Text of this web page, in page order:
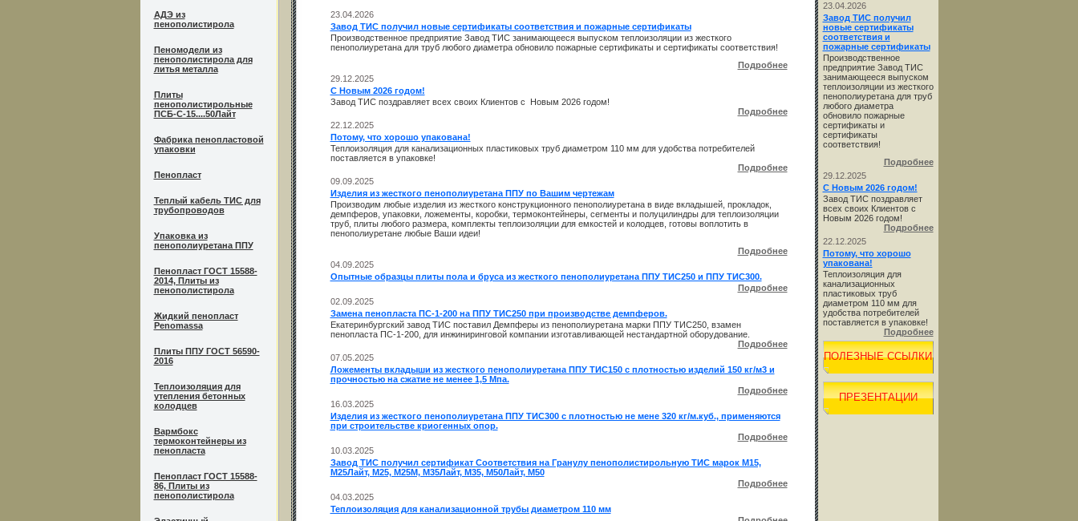
АДЭ из
пенополистирола
Пеномодели из
пенополистирола для
литья металла
Плиты
пенополистирольные
ПСБ-С-15....50Лайт
Фабрика пенопластовой
упаковки
Пенопласт
Теплый кабель ТИС для
трубопроводов
Упаковка из
пенополиуретана ППУ
Пенопласт ГОСТ 15588-
2014, Плиты из
пенополистирола
Жидкий пенопласт
Penomassa
Плиты ППУ ГОСТ 56590-
2016
Теплоизоляция для
утепления бетонных
колодцев
Вармбокс
термоконтейнеры из
пенопласта
Пенопласт ГОСТ 15588-
86, Плиты из
пенополистирола
23.04.2026
Завод ТИС получил новые сертификаты соответствия и пожарные сертификаты
Производственное предприятие Завод ТИС занимающееся выпуском теплоизоляции из жесткого
пенополиуретана для труб любого диаметра обновило пожарные сертификаты и сертификаты соответствия!
Подробнее
29.12.2025
С Новым 2026 годом!
Завод ТИС поздравляет всех своих Клиентов с Новым 2026 годом!
Подробнее
22.12.2025
Потому, что хорошо упакована!
Теплоизоляция для канализационных пластиковых труб диаметром 110 мм для удобства потребителей
поставляется в упаковке!
Подробнее
09.09.2025
Изделия из жесткого пенополиуретана ППУ по Вашим чертежам
Производим любые изделия из жесткого конструкционного пенополиуретана в виде вкладышей, прокладок,
демпферов, упаковки, ложементы, коробки, термоконтейнеры, сегменты и полуцилиндры для теплоизоляции
труб, плиты любого размера, комплекты теплоизоляции для емкостей и колодцев, готовы воплотить в
пенополиуретане любые Ваши идеи!
Подробнее
04.09.2025
Опытные образцы плиты пола и бруса из жесткого пенополиуретана ППУ ТИС250 и ППУ ТИС300.
Подробнее
02.09.2025
Замена пенопласта ПС-1-200 на ППУ ТИС250 при производстве демпферов.
Екатеринбургский завод ТИС поставил Демпферы из пенополиуретана марки ППУ ТИС250, взамен
пенопласта ПС-1-200, для инжиниринговой компании изготавливающей нестандартной оборудование.
Подробнее
07.05.2025
Ложементы вкладыши из жесткого пенополиуретана ППУ ТИС150 с плотностью изделий 150 кг/м3 и
прочностью на сжатие не менее 1,5 Мпа.
Подробнее
16.03.2025
Изделия из жесткого пенополиуретана ППУ ТИС300 с плотностью не мене 320 кг/м.куб., применяются
при строительстве криогенных опор.
Подробнее
10.03.2025
Завод ТИС получил сертификат Соответствия на Гранулу пенополистирольную ТИС марок М15,
М25Лайт, М25, М25М, М35Лайт, М35, М50Лайт, М50
Подробнее
04.03.2025
Теплоизоляция для канализационной трубы диаметром 110 мм
23.04.2026
Завод ТИС получил
новые сертификаты
соответствия и
пожарные сертификаты
Производственное
предприятие Завод ТИС
занимающееся выпуском
теплоизоляции из жесткого
пенополиуретана для труб
любого диаметра
обновило пожарные
сертификаты и
сертификаты
соответствия!
Подробнее
29.12.2025
С Новым 2026 годом!
Завод ТИС поздравляет
всех своих Клиентов с
Новым 2026 годом!
Подробнее
22.12.2025
Потому, что хорошо
упакована!
Теплоизоляция для
канализационных
пластиковых труб
диаметром 110 мм для
удобства потребителей
поставляется в упаковке!
Подробнее
ПОЛЕЗНЫЕ ССЫЛКИ
ПРЕЗЕНТАЦИИ